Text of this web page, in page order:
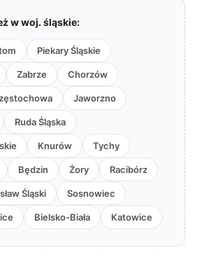
w woj. śląskie:
Piekary Śląskie
Zabrze Chorzów
Jaworzno
Ruda Śląska
Knurów Tychy
Będzin Żory Racibórz
Śląski Sosnowiec
Bielsko-Biała Katowice